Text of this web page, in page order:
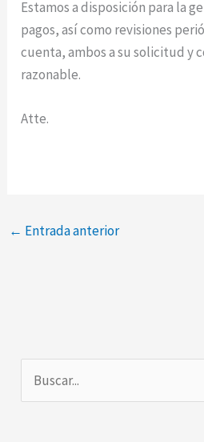
Estamos a disposición para la
pagos, así como revisiones
cuenta, ambos a su solicitud y
razonable.
Atte.
← Entrada anterior